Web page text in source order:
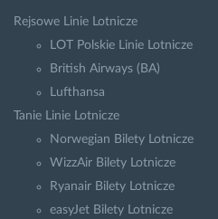
Rejsowe Linie Lotnicze
LOT Polskie Linie Lotnicze
British Airways (BA)
Lufthansa
Tanie Linie Lotnicze
Norwegian Bilety Lotnicze
WizzAir Bilety Lotnicze
Ryanair Bilety Lotnicze
easyJet Bilety Lotnicze